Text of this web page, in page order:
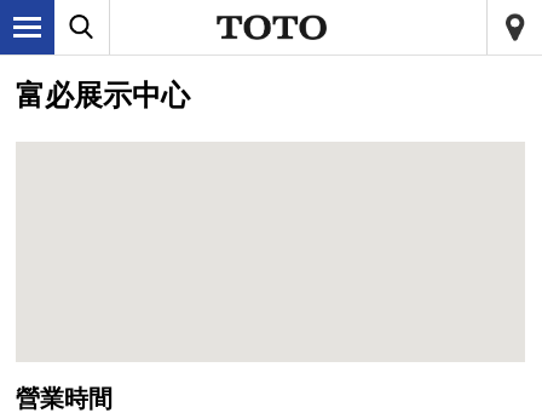
富必展示中心
營業時間